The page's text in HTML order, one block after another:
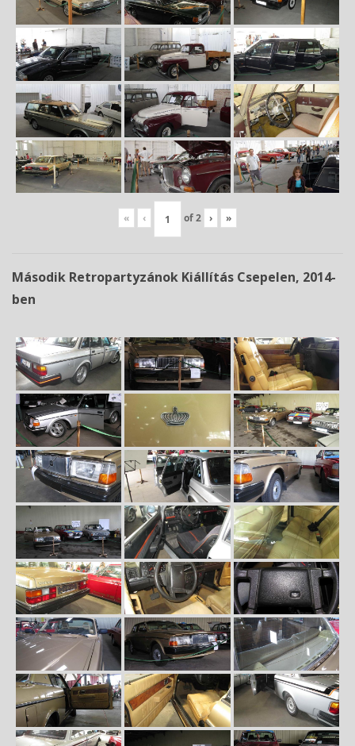
« ‹ of2 › »
Második Retropartyzánok Kiállítás Csepelen, 2014-
ben